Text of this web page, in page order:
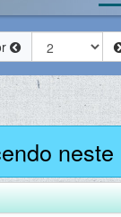
neste